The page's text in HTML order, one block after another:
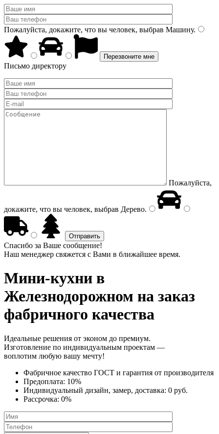
Пожалуйста, докажите, что вы человек, выбрав Машину.
Письмо директору
Пожалуйста,
докажите, что вы человек, выбрав Дерево.
Спасибо за Ваше сообщение!
Наш менеджер свяжется с Вами в ближайшее время.
Мини-кухни в
Железнодорожном на заказ
фабричного качества
Идеальные решения от эконом до премиум.
Изготовление по индивидуальным проектам —
воплотим любую вашу мечту!
Фабричное качество ГОСТ и гарантия от производителя
Предоплата: 10%
Индивидуальный дизайн, замер, доставка: 0 руб.
Рассрочка: 0%